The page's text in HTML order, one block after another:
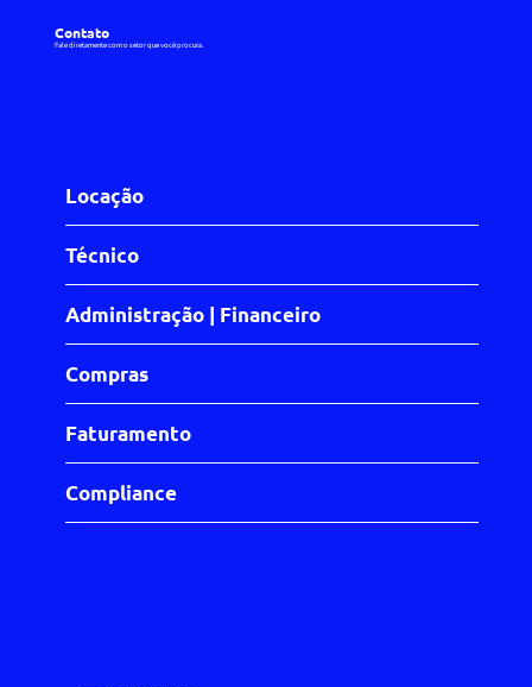
Contato
Fale diretamente com o setor que você procura.
Locação
Técnico
Administração | Financeiro
Compras
Faturamento
Compliance